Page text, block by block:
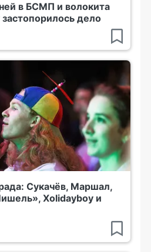
в БСМП и волокита
дело
Сукачёв, Маршал,
Xolidayboy и